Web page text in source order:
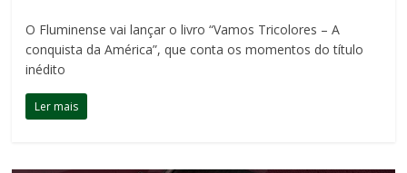
O Fluminense vai lançar o livro “Vamos Tricolores – A
conquista da América”, que conta os momentos do título
inédito
Ler mais